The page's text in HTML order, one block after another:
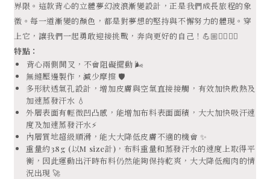
界限。這款背心的立體夢幻波浪漸變設計，正是我們成長旅程的象
徵。每一道漸變的顏色，都是對夢想的堅持與不懈努力的體現。穿
上它，讓我們一起勇敢迎接挑戰，奔向更好的自己！💪🏼🏃‍♂️🏃‍♀️
特點：
⁠背心兩側開叉，不會阻礙擺動 🌬️
無縫壓邊製作，減少摩擦 🛡️
多形狀透氣孔設計，增加皮膚與空氣直接接觸，有效加快散熱及
加速蒸發汗水 💧
外層表面有輕微凹凸感，能增加布料表面面積，大大加快吸汗速
度及加速蒸發汗水⚡
內層質地超級順滑，能大大降低皮膚不適的機會 ✨
重量約38g (以M size計)，布料重量和蒸發汗水的速度上取得平
衡，因此運動出汗時布料仍然能夠保持乾爽，大大降低痴肉的情
況出現 🚀